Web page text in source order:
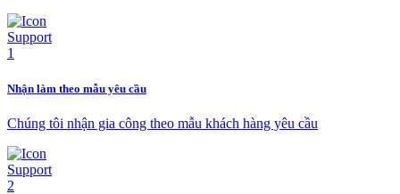
Nhận làm theo mẫu yêu cầu
Chúng tôi nhận gia công theo mẫu khách hàng yêu cầu